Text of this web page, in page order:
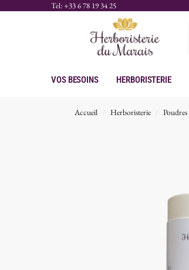
Tel: +33 6 78 19 34 25
Vos Besoins Herboristerie
Accueil / Herboristerie /